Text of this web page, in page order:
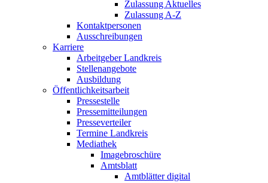
Zulassung Aktuelles
Zulassung A-Z
Kontaktpersonen
Ausschreibungen
Karriere
Arbeitgeber Landkreis
Stellenangebote
Ausbildung
Öffentlichkeitsarbeit
Pressestelle
Pressemitteilungen
Presseverteiler
Termine Landkreis
Mediathek
Imagebroschüre
Amtsblatt
Amtblätter digital